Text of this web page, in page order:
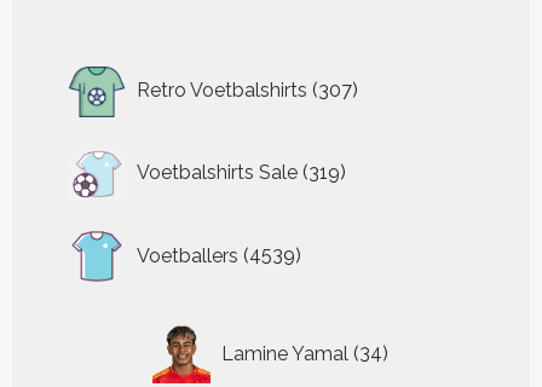
Retro Voetbalshirts 307
producten
Voetbalshirts Sale 319
319
Voetballers 4539
producten
Lamine Yamal 34
producten